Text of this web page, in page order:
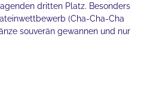
dritten Platz. Besonders
(Cha-Cha-Cha
souverän gewannen und nur